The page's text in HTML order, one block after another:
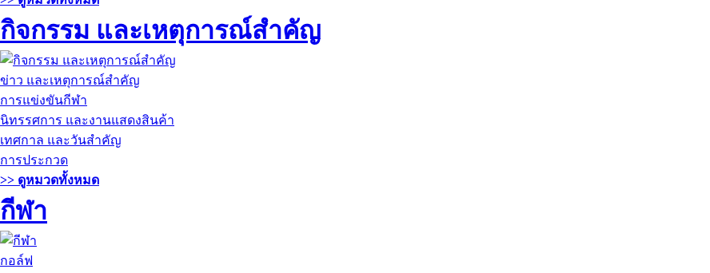
กิจกรรม และเหตุการณ์สำคัญ
ข่าว และเหตุการณ์สำคัญ
การแข่งขันกีฬา
นิทรรศการ และงานแสดงสินค้า
เทศกาล และวันสำคัญ
การประกวด
>> ดูหมวดทั้งหมด
กีฬา
กอล์ฟ